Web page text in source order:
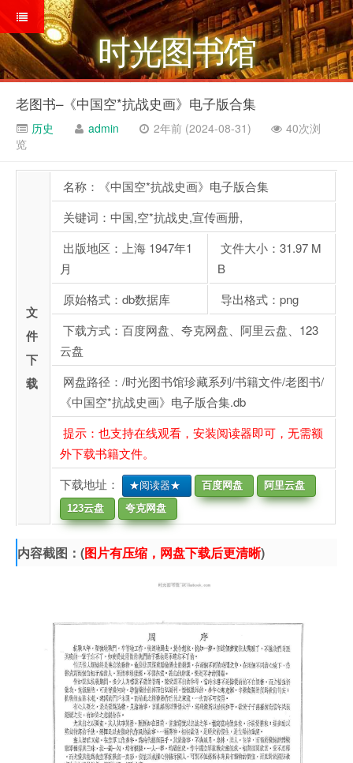
时光图书馆
老图书–《中国空*抗战史画》电子版合集
历史 admin 2年前 (2024-08-31)
40次浏
览
文
件
下
载
名称：《中国空*抗战史画》电子版合集
关键词：中国,空*抗战史,宣传画册,
出版地区：上海 1947年1
月
文件大小：31.97 M
B
原始格式：db数据库
导出格式：png
下载方式：百度网盘、夸克网盘、阿里云盘、123
云盘
网盘路径：/时光图书馆珍藏系列/书籍文件/老图书/
《中国空*抗战史画》电子版合集.db
提示：也支持在线观看，安装阅读器即可，无需额
外下载书籍文件。
下载地址：
★阅读器★ 百度网盘
阿里云盘
123云盘
夸克网盘
内容截图：(图片有压缩，网盘下载后更清晰)